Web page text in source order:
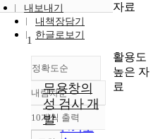
내보내기
내책장담기
한글로보기
정확도순
정확도
순
인기도
내림차순
내림차순
10개씩 출력
1
무용창의
성 검사 개
발
자료
활용도
높은 자
료